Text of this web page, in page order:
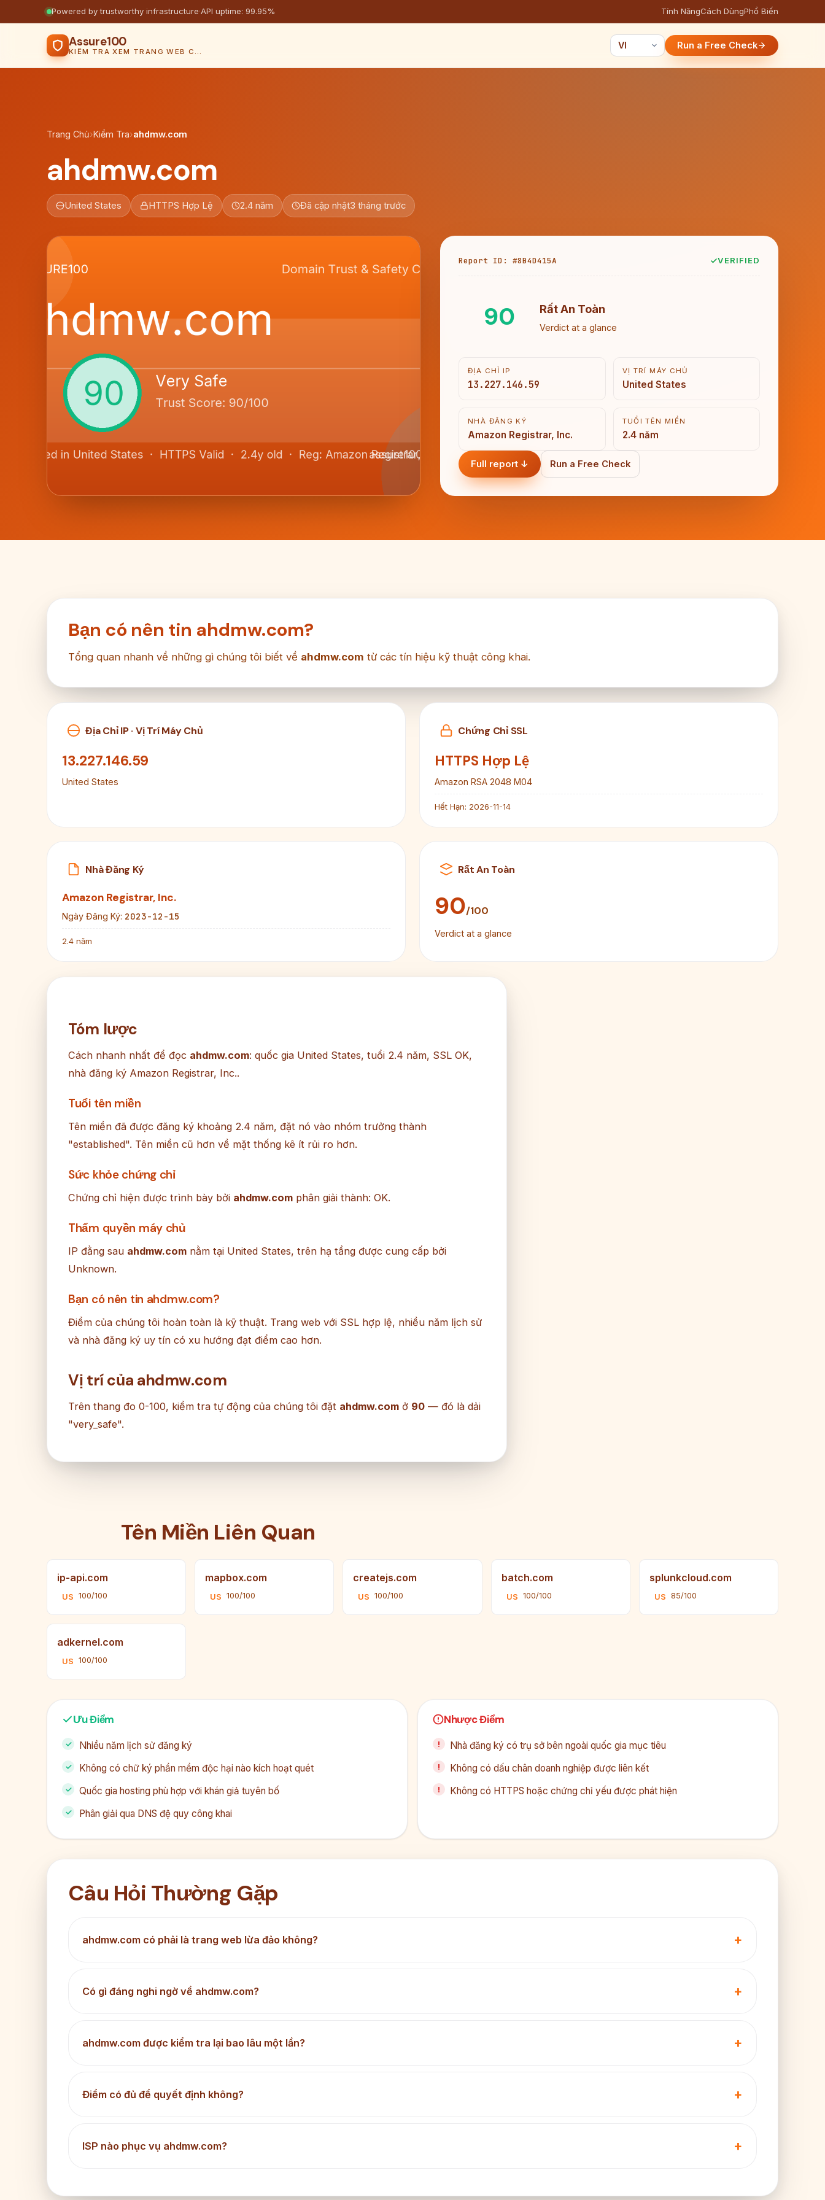
Powered by trustworthy infrastructure·API uptime: 99.95% Tính NăngCách DùngPhổ Biến
Assure100
KIỂM TRA XEM TRANG WEB CÓ AN TOÀN KHÔNG
Run a Free Check
Trang Chủ›Kiểm Tra›ahdmw.com
ahdmw.com
United States HTTPS Hợp Lệ 2.4 năm Đã cập nhật3 tháng trước
Report ID: #8B4D415A VERIFIED
90 Rất An Toàn
Verdict at a glance
ĐỊA CHỈ IP
13.227.146.59
VỊ TRÍ MÁY CHỦ
United States
NHÀ ĐĂNG KÝ
Amazon Registrar, Inc.
TUỔI TÊN MIỀN
2.4 năm
Full report ↓ Run a Free Check
Bạn có nên tin ahdmw.com?
Tổng quan nhanh về những gì chúng tôi biết về ahdmw.com từ các tín hiệu kỹ thuật công khai.
Địa Chỉ IP · Vị Trí Máy Chủ
13.227.146.59
United States
Chứng Chỉ SSL
HTTPS Hợp Lệ
Amazon RSA 2048 M04
Hết Hạn: 2026-11-14
Nhà Đăng Ký
Amazon Registrar, Inc.
Ngày Đăng Ký: 2023-12-15
2.4 năm
Rất An Toàn
90/100
Verdict at a glance
Tóm lược
Cách nhanh nhất để đọc ahdmw.com: quốc gia United States, tuổi 2.4 năm, SSL OK,
nhà đăng ký Amazon Registrar, Inc..
Tuổi tên miền
Tên miền đã được đăng ký khoảng 2.4 năm, đặt nó vào nhóm trưởng thành
"established". Tên miền cũ hơn về mặt thống kê ít rủi ro hơn.
Sức khỏe chứng chỉ
Chứng chỉ hiện được trình bày bởi ahdmw.com phân giải thành: OK.
Thẩm quyền máy chủ
IP đằng sau ahdmw.com nằm tại United States, trên hạ tầng được cung cấp bởi
Unknown.
Bạn có nên tin ahdmw.com?
Điểm của chúng tôi hoàn toàn là kỹ thuật. Trang web với SSL hợp lệ, nhiều năm lịch sử
và nhà đăng ký uy tín có xu hướng đạt điểm cao hơn.
Vị trí của ahdmw.com
Trên thang đo 0-100, kiểm tra tự động của chúng tôi đặt ahdmw.com ở 90 — đó là dải
"very_safe".
Tên Miền Liên Quan
ip-api.com
US 100/100
mapbox.com
US 100/100
createjs.com
US 100/100
batch.com
US 100/100
splunkcloud.com
US 85/100
adkernel.com
US 100/100
Ưu Điểm
Nhiều năm lịch sử đăng ký
Không có chữ ký phần mềm độc hại nào kích hoạt quét
Quốc gia hosting phù hợp với khán giả tuyên bố
Phân giải qua DNS đệ quy công khai
Nhược Điểm
Nhà đăng ký có trụ sở bên ngoài quốc gia mục tiêu
Không có dấu chân doanh nghiệp được liên kết
Không có HTTPS hoặc chứng chỉ yếu được phát hiện
Câu Hỏi Thường Gặp
ahdmw.com có phải là trang web lừa đảo không?
Có gì đáng nghi ngờ về ahdmw.com?
ahdmw.com được kiểm tra lại bao lâu một lần?
Điểm có đủ để quyết định không?
ISP nào phục vụ ahdmw.com?